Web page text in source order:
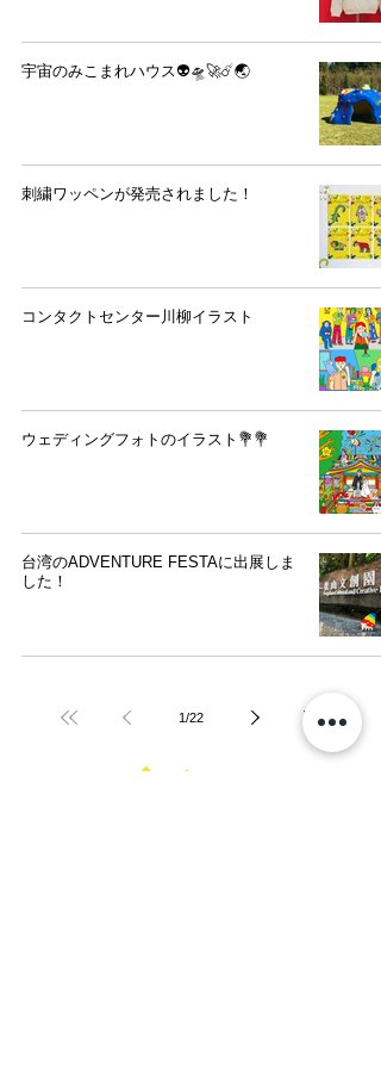
宇宙のみこまれハウス👽🛸🚀☄️🌏
刺繍ワッペンが発売されました！
コンタクトセンター川柳イラスト
ウェディングフォトのイラスト💐💐
台湾のADVENTURE FESTAに出展しま
した！
1/22